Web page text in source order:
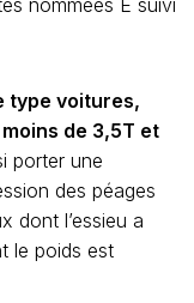
nommées E suivi
type voitures,
de 3,5T et
porter une
des péages
dont l’essieu a
le poids est